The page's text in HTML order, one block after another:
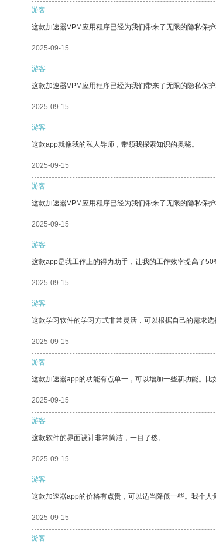
游客
这款加速器VPM应用程序已经为我们带来了无限的隐私保护
2025-09-15
游客
这款加速器VPM应用程序已经为我们带来了无限的隐私保护
2025-09-15
游客
这款app就像我的私人导师，带领我探索知识的奥秘。
2025-09-15
游客
这款加速器VPM应用程序已经为我们带来了无限的隐私保护
2025-09-15
游客
这款app是我工作上的得力助手，让我的工作效率提高了
2025-09-15
游客
这款学习软件的学习方式非常灵活，可以根据自己的需求
2025-09-15
游客
这款加速器app的功能有点单一，可以增加一些新功能。
2025-09-15
游客
这款软件的界面设计非常简洁，一目了然。
2025-09-15
游客
这款加速器app的价格有点贵，可以适当降低一些。我个
2025-09-15
游客